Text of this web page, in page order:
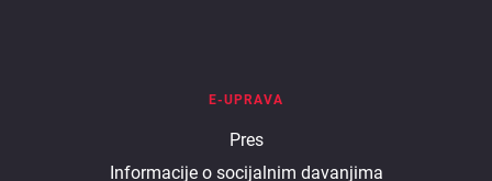
E-UPRAVA
Pres
Informacije o socijalnim davanjima